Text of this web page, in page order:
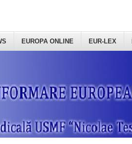
EUROPA ONLINE EUR-LEX